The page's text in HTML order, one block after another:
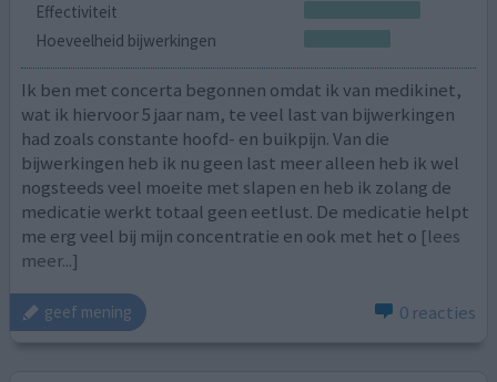
Effectiviteit
Hoeveelheid bijwerkingen
Ik ben met concerta begonnen omdat ik van medikinet,
wat ik hiervoor 5 jaar nam, te veel last van bijwerkingen
had zoals constante hoofd- en buikpijn. Van die
bijwerkingen heb ik nu geen last meer alleen heb ik wel
nogsteeds veel moeite met slapen en heb ik zolang de
medicatie werkt totaal geen eetlust. De medicatie helpt
me erg veel bij mijn concentratie en ook met het o [lees
meer...]
geef mening 0 reacties